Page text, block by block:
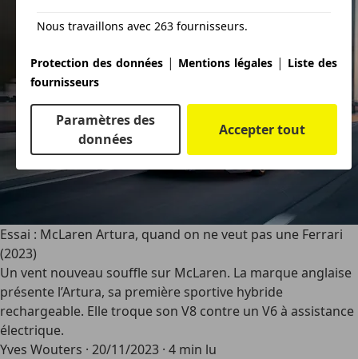
Nous travaillons avec 263 fournisseurs.
Protection des données | Mentions légales | Liste des
fournisseurs
Paramètres des
données
Accepter tout
Essai : McLaren Artura, quand on ne veut pas une Ferrari
(2023)
Un vent nouveau souffle sur McLaren. La marque anglaise
présente l’Artura, sa première sportive hybride
rechargeable. Elle troque son V8 contre un V6 à assistance
électrique.
Yves Wouters · 20/11/2023 · 4 min lu